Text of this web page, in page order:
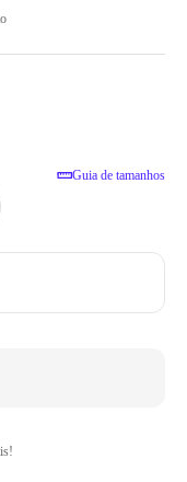
Guia de tamanhos